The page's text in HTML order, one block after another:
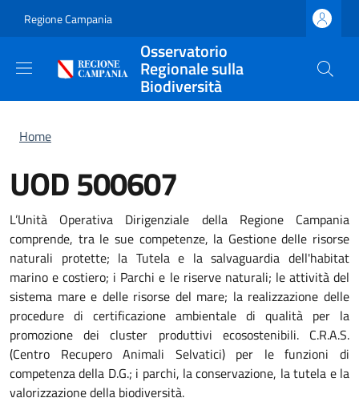
Regione Campania
Osservatorio
Regionale sulla
Biodiversità
Briciole di pane
Home
UOD 500607
L’Unità Operativa Dirigenziale della Regione Campania
comprende, tra le sue competenze, la Gestione delle risorse
naturali protette; la Tutela e la salvaguardia dell'habitat
marino e costiero; i Parchi e le riserve naturali; le attività del
sistema mare e delle risorse del mare; la realizzazione delle
procedure di certificazione ambientale di qualità per la
promozione dei cluster produttivi ecosostenibili. C.R.A.S.
(Centro Recupero Animali Selvatici) per le funzioni di
competenza della D.G.; i parchi, la conservazione, la tutela e la
valorizzazione della biodiversità.